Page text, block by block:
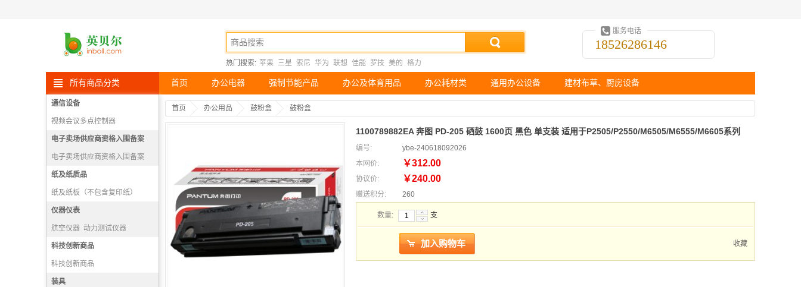
热门搜索: 苹果 三星 索尼 华为 联想 佳能 罗技 美的 格力
服务电话
18526286146
所有商品分类 首页 办公电器 强制节能产品 办公及体育用品 办公耗材类 通用办公设备 建材布草、厨房设备
通信设备
视频会议多点控制器
视频会议系统及会议室音频系统
视频会议控制台
视频会议会议室终端
电子卖场供应商资格入围备案
电子卖场供应商资格入围备案
纸及纸质品
纸及纸板（不包含复印纸）
仪器仪表
航空仪器 动力测试仪器
生物、医学样品制备设备
动平衡机
科技创新商品
科技创新商品
装具
首页 办公用品 鼓粉盒 鼓粉盒
1100789882EA 奔图 PD-205 硒鼓 1600页 黑色 单支装 适用于P2505/P2550/M6505/M6555/M6605系列
编号:
ybe-240618092026
本网价:
￥312.00
协议价: ￥240.00
赠送积分: 260
数量: 支
收藏